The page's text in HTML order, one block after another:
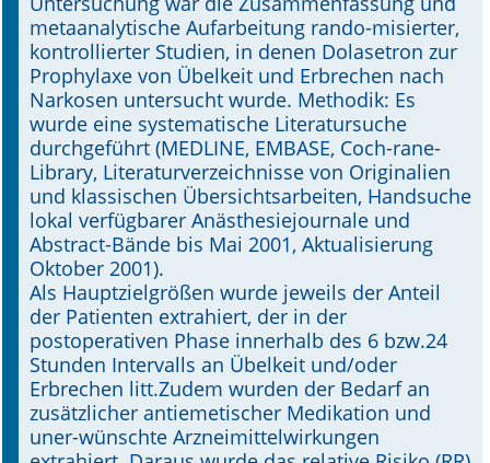
A&I English
Mediadaten
Autoren-Service
Bestell-Service
Stellenmarkt
Kongresskalender
metaanalytische Aufarbeitung rando-misierter,
kontrollierter Studien, in denen Dolasetron zur
Prophylaxe von Übelkeit und Erbrechen nach
Narkosen untersucht wurde. Methodik: Es
wurde eine systematische Literatursuche
durchgeführt (MEDLINE, EMBASE, Coch-rane-
Library, Literaturverzeichnisse von Originalien
und klassischen Übersichtsarbeiten, Handsuche
lokal verfügbarer Anästhesiejournale und
Abstract-Bände bis Mai 2001, Aktualisierung
Oktober 2001).
Als Hauptzielgrößen wurde jeweils der Anteil
der Patienten extrahiert, der in der
postoperativen Phase innerhalb des 6 bzw.24
Stunden Intervalls an Übelkeit und/oder
Erbrechen litt.Zudem wurden der Bedarf an
zusätzlicher antiemetischer Medikation und
uner-wünschte Arzneimittelwirkungen